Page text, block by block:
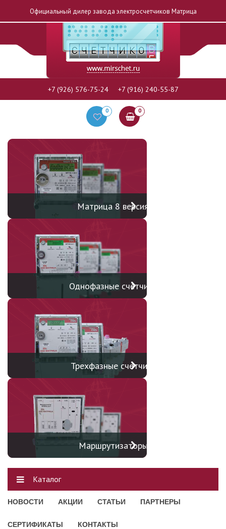
Официальный дилер завода электросчетчиков Матрица
+7 (926) 576-75-24 +7 (916) 240-55-87
0 0
Матрица 8 версия
Однофазные счетчики
Трехфазные счетчики
Маршрутизаторы
Каталог
НОВОСТИ АКЦИИ СТАТЬИ ПАРТНЕРЫ
СЕРТИФИКАТЫ КОНТАКТЫ